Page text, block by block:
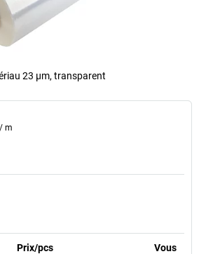
23 µm, transparent
/ m
Prix/pcs
Vous